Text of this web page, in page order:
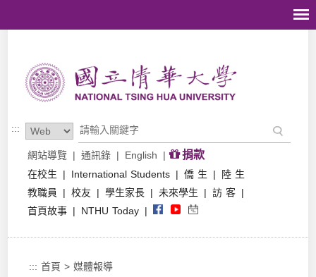
:::
網站導覽 | 通訊錄 | English | 捐款
在校生 | International Students | 僑 生 |
陸 生
教職員
| 校友 | 學生家長 | 未來學生 | 訪 客 |
首頁故事 | NTHU Today |
::: 首頁 >媒體報導